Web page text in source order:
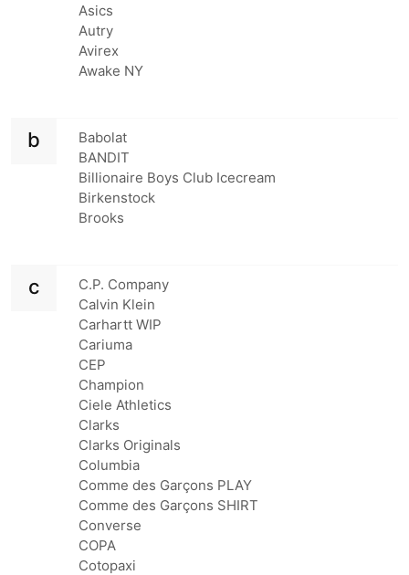
Asics
Autry
Avirex
Awake NY
b
Babolat
BANDIT
Billionaire Boys Club Icecream
Birkenstock
Brooks
c
C.P. Company
Calvin Klein
Carhartt WIP
Cariuma
CEP
Champion
Ciele Athletics
Clarks
Clarks Originals
Columbia
Comme des Garçons PLAY
Comme des Garçons SHIRT
Converse
COPA
Cotopaxi